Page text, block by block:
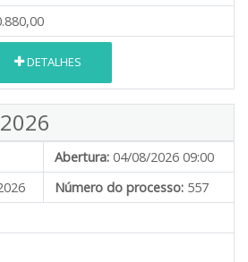
DETALHES
Abertura: 04/08/2026 09:00
Número do processo: 557